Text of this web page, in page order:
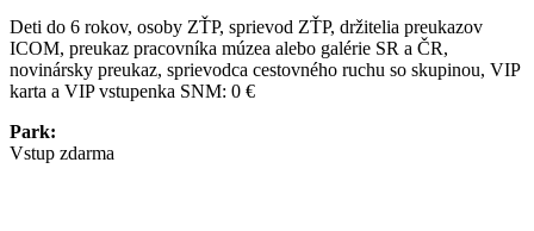
Deti do 6 rokov, osoby ZŤP, sprievod ZŤP, držitelia preukazov
ICOM, preukaz pracovníka múzea alebo galérie SR a ČR,
novinársky preukaz, sprievodca cestovného ruchu so skupinou, VIP
karta a VIP vstupenka SNM: 0 €
Park:
Vstup zdarma